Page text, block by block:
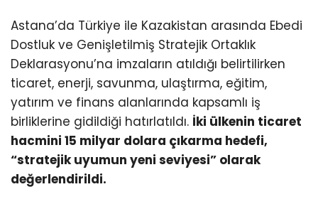
Astana’da Türkiye ile Kazakistan arasında Ebedi
Dostluk ve Genişletilmiş Stratejik Ortaklık
Deklarasyonu’na imzaların atıldığı belirtilirken
ticaret, enerji, savunma, ulaştırma, eğitim,
yatırım ve finans alanlarında kapsamlı iş
birliklerine gidildiği hatırlatıldı. İki ülkenin ticaret
hacmini 15 milyar dolara çıkarma hedefi,
“stratejik uyumun yeni seviyesi” olarak
değerlendirildi.